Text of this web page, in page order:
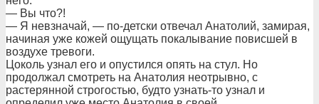
— Вы что?!
— Я невзначай, — по-детски отвечал Анатолий, замирая,
начиная уже кожей ощущать покалывание повисшей в
воздухе тревоги.
Цоколь узнал его и опустился опять на стул. Но
продолжал смотреть на Анатолия неотрывно, с
растерянной строгостью, будто узнать-то узнал и